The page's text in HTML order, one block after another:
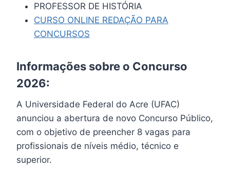
PROFESSOR DE HISTÓRIA
CURSO ONLINE REDAÇÃO PARA
CONCURSOS
Informações sobre o Concurso
2026:
A Universidade Federal do Acre (UFAC)
anunciou a abertura de novo Concurso Público,
com o objetivo de preencher 8 vagas para
profissionais de níveis médio, técnico e
superior.